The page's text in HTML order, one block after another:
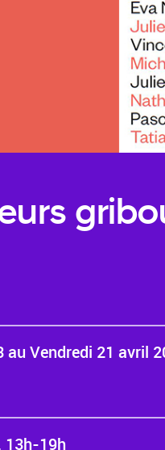
au Vendredi 21 avril
13h-19h